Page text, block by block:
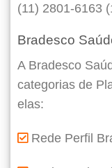
(11) 2801-6163
Bradesco
A Bradesco
categorias de
elas:
Rede Perfil